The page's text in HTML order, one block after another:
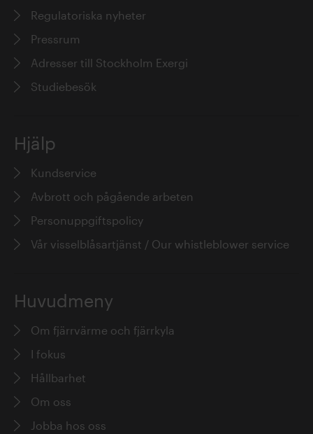
Regulatoriska nyheter
Pressrum
Adresser till Stockholm Exergi
Studiebesök
Hjälp
Kundservice
Avbrott och pågående arbeten
Personuppgiftspolicy
Vår visselblåsartjänst / Our whistleblower service
Huvudmeny
Om fjärrvärme och fjärrkyla
I fokus
Hållbarhet
Om oss
Jobba hos oss